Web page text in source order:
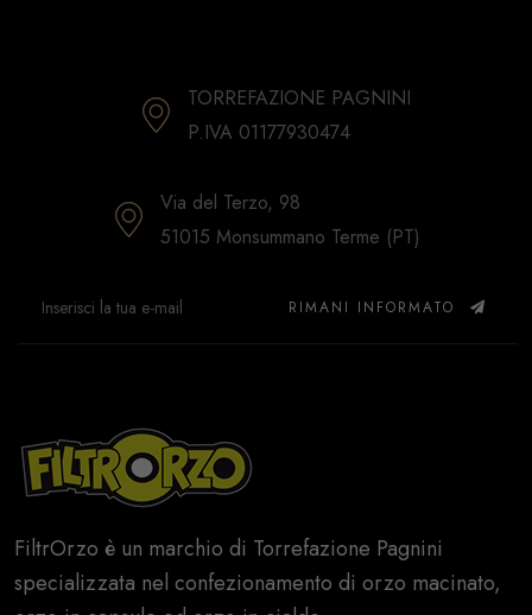
TORREFAZIONE PAGNINI
P.IVA 01177930474
Via del Terzo, 98
51015 Monsummano Terme (PT)
RIMANI INFORMATO
FiltrOrzo è un marchio di Torrefazione Pagnini
specializzata nel confezionamento di orzo macinato,